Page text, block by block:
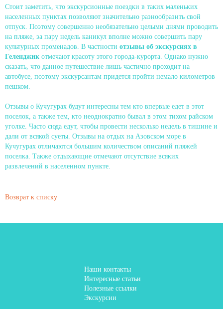
Стоит заметить, что экскурсионные поездки в таких маленьких
населенных пунктах позволяют значительно разнообразить свой
отпуск. Поэтому совершенно необязательно целыми днями проводить
на пляже, за пару недель каникул вполне можно совершить пару
культурных променадов. В частности отзывы об экскурсиях в
Геленджик отмечают красоту этого города-курорта. Однако нужно
сказать, что данное путешествие лишь частично проходит на
автобусе, поэтому экскурсантам придется пройти немало километров
пешком.
Отзывы о Кучугурах будут интересны тем кто впервые едет в этот
поселок, а также тем, кто неоднократно бывал в этом тихом райском
уголке. Часто сюда едут, чтобы провести несколько недель в тишине и
дали от всякой суеты. Отзывы на отдых на Азовском море в
Кучугурах отличаются большим количеством описаний пляжей
поселка. Также отдыхающие отмечают отсутствие всяких
развлечений в населенном пункте.
Возврат к списку
Наши контакты
Интересные статьи
Полезные ссылки
Экскурсии